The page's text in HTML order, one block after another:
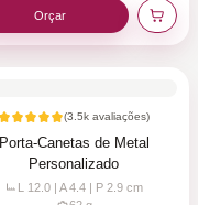
Orçar
(3.5k avaliações)
Porta-Canetas de Metal
Personalizado
L 12.0 | A 4.4 | P 2.9 cm